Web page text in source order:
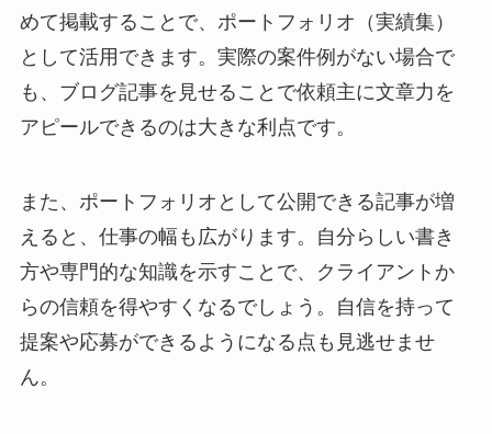
めて掲載することで、ポートフォリオ（実績集）
として活用できます。実際の案件例がない場合で
も、ブログ記事を見せることで依頼主に文章力を
アピールできるのは大きな利点です。
また、ポートフォリオとして公開できる記事が増
えると、仕事の幅も広がります。自分らしい書き
方や専門的な知識を示すことで、クライアントか
らの信頼を得やすくなるでしょう。自信を持って
提案や応募ができるようになる点も見逃せませ
ん。